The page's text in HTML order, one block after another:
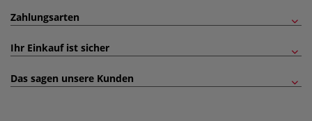
Zahlungsarten
Ihr Einkauf ist sicher
Das sagen unsere Kunden